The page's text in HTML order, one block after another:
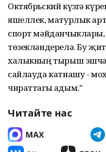
Октябрьский күзгә
яшеллек, матурлык
спорт
төзекләндерелә. Бу
халыкның тырыш
сайлауда катнашу -
чираттагы адым."
Читайте нас